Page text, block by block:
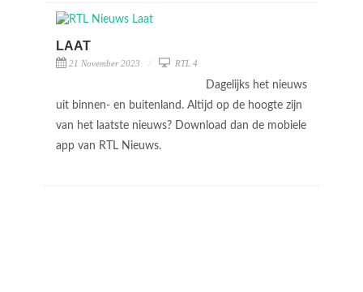
LAAT
21 November 2023 RTL 4
Dagelijks het nieuws
uit binnen- en buitenland. Altijd op de hoogte zijn
van het laatste nieuws? Download dan de mobiele
app van RTL Nieuws.